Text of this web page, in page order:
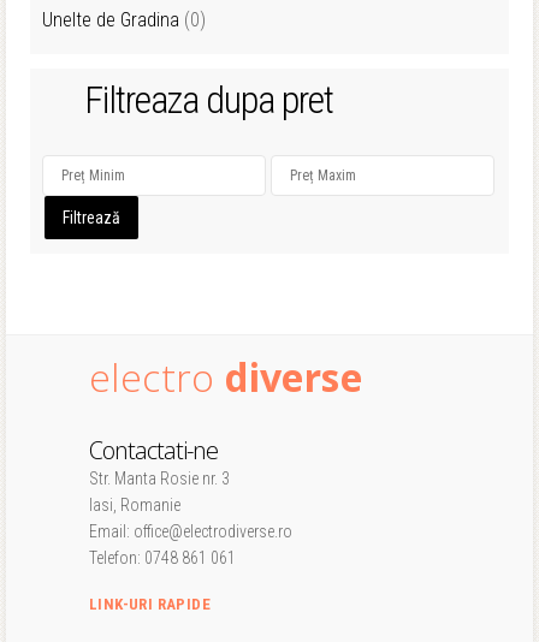
Unelte de Gradina (0)
Filtreaza dupa pret
Filtrează
electro diverse
Contactati-ne
Str. Manta Rosie nr. 3
Iasi, Romanie
Email: office@electrodiverse.ro
Telefon: 0748 861 061
LINK-URI RAPIDE